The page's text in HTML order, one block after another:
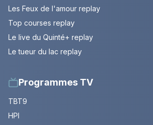
Les Feux de l'amour replay
Top courses replay
Le live du Quinté+ replay
Le tueur du lac replay
Programmes TV
TBT9
HPI